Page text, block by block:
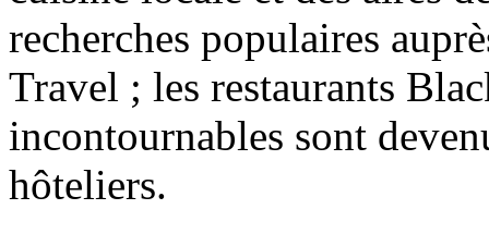
recherches populaires
Travel ; les restaurants
incontournables sont
hôteliers.